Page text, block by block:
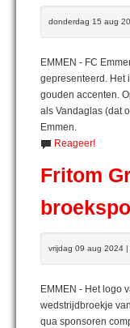
donderdag 15 aug
EMMEN - FC
gepresenteerd. Het
gouden accenten.
als Vandaglas (dat
Emmen.
Reageer!
Fritom
vrijdag 09 aug 2024 |
EMMEN - Het logo
wedstrijdbroekje
qua sponsoren